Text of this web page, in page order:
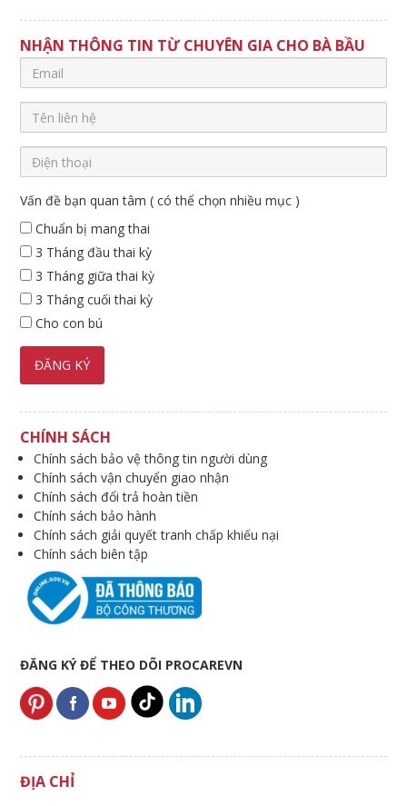
NHẬN THÔNG TIN TỪ CHUYÊN GIA CHO BÀ BẦU
Vấn đề bạn quan tâm ( có thể chọn nhiều mục )
Chuẩn bị mang thai
3 Tháng đầu thai kỳ
3 Tháng giữa thai kỳ
3 Tháng cuối thai kỳ
Cho con bú
CHÍNH SÁCH
Chính sách bảo vệ thông tin người dùng
Chính sách vận chuyển giao nhận
Chính sách đổi trả hoàn tiền
Chính sách bảo hành
Chính sách giải quyết tranh chấp khiếu nại
Chính sách biên tập
ĐĂNG KÝ ĐỂ THEO DÕI PROCAREVN
ĐỊA CHỈ